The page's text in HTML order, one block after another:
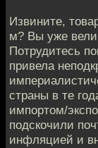
Извините,
м? Вы уже вели
Потрудитесь
привела
страны в те
импортом/
подскочили
инфляцией и